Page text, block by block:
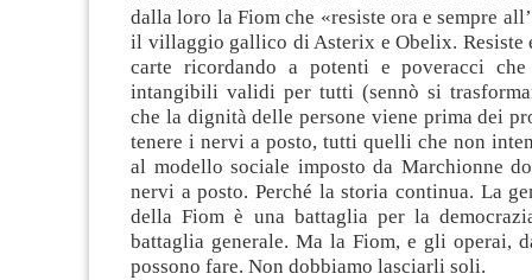
dalla loro la Fiom che «resiste ora e sempre
il villaggio gallico di Asterix e Obelix. Resiste
carte ricordando a potenti e poveracci
intangibili validi per tutti (sennò si
che la dignità delle persone viene prima dei
tenere i nervi a posto, tutti quelli che non
al modello sociale imposto da Marchionne
nervi a posto. Perché la storia continua. La
della Fiom è una battaglia per la
battaglia generale. Ma la Fiom, e gli operai,
possono fare. Non dobbiamo lasciarli soli.